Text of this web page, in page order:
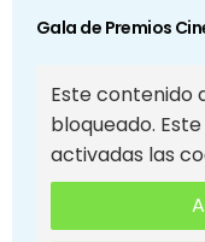
Gala de Premios
Este contenido
bloqueado.
activadas las